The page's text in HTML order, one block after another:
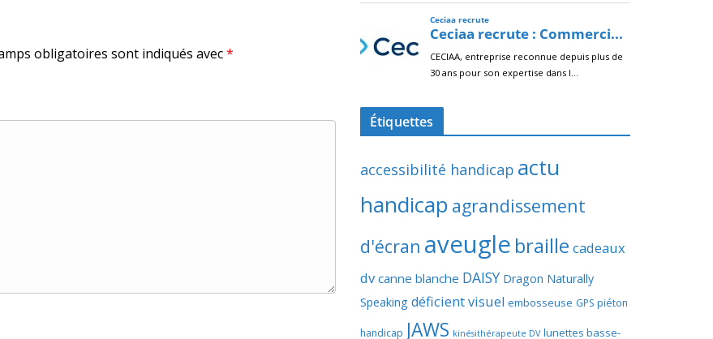
obligatoires sont indiqués avec*
Étiquettes
accessibilité handicap actu
handicap agrandissement
d'écran aveugle braille cadeaux
dv canne blanche DAISY Dragon Naturally
Speaking déficient visuel embosseuse GPS piéton
handicap JAWS kinésithérapeute DV lunettes basse-